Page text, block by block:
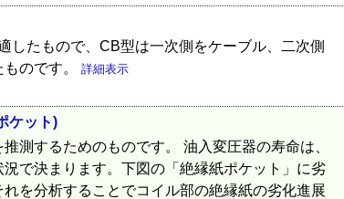
したもので、CB型は一次側をケーブル、二次側
のです。 詳細表示
ケット)
測するためのものです。 油入変圧器の寿命は、
で決まります。下図の「絶縁紙ポケット」に劣
を分析することでコイル部の絶縁紙の劣化進展